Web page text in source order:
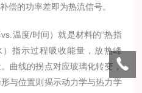
偿的功率差即为热流信号。
温度/时间）就是材料的“热指
指示过程吸收能量，放热峰
曲线的拐点对应玻璃化转变，
与位置则揭示动力学与热力学